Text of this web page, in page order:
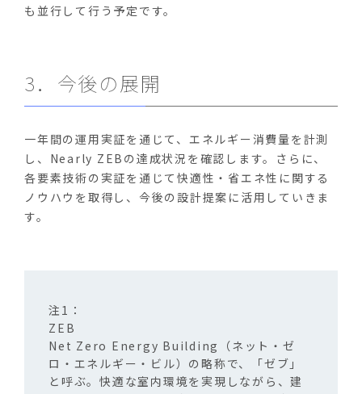
も並行して行う予定です。
3．今後の展開
一年間の運用実証を通じて、エネルギー消費量を計測
し、Nearly ZEBの達成状況を確認します。さらに、
各要素技術の実証を通じて快適性・省エネ性に関する
ノウハウを取得し、今後の設計提案に活用していきま
す。
ZEB
Net Zero Energy Building（ネット・ゼ
ロ・エネルギー・ビル）の略称で、「ゼブ」
と呼ぶ。快適な室内環境を実現しながら、建